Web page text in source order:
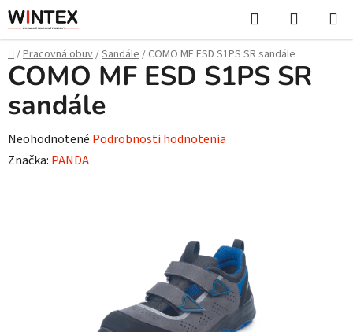
Prejsť
na
obsah
Hľadať
KOŠÍK
Domov
/Pracovná obuv/Sandále/ COMO MF ESD S1PS SR sandále
COMO MF ESD S1PS SR
sandále
Priemerné
hodnotenie
Neohodnotené Podrobnosti hodnotenia
Značka: PANDA